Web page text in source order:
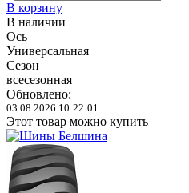
В корзину
В наличии
Ось
Универсальная
Сезон
всесезонная
Обновлено:
03.08.2026 10:22:01
Этот товар можно купить